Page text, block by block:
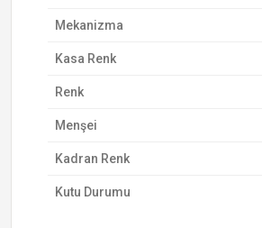
Mekanizma
Kasa Renk
Renk
Menşei
Kadran Renk
Kutu Durumu